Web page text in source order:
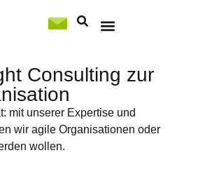
Consulting zur
mit unserer Expertise und
wir agile Organisationen oder
wollen.